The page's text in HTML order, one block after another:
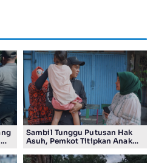
Sambil Tunggu Putusan Hak
Asuh, Pemkot Titipkan Anak
Aman Kota Surabaya